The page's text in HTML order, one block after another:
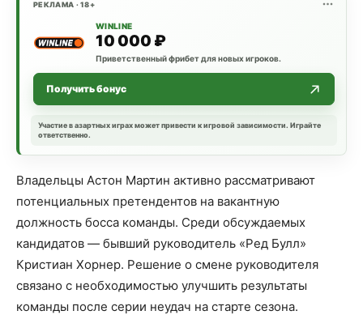
РЕКЛАМА · 18+
WINLINE
10 000 ₽
Приветственный фрибет для новых игроков.
Получить бонус
Участие в азартных играх может привести к игровой зависимости. Играйте
ответственно.
Владельцы Астон Мартин активно рассматривают
потенциальных претендентов на вакантную
должность босса команды. Среди обсуждаемых
кандидатов — бывший руководитель «Ред Булл»
Кристиан Хорнер. Решение о смене руководителя
связано с необходимостью улучшить результаты
команды после серии неудач на старте сезона.